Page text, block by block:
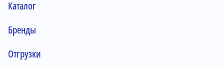
Каталог
Бренды
Отгрузки